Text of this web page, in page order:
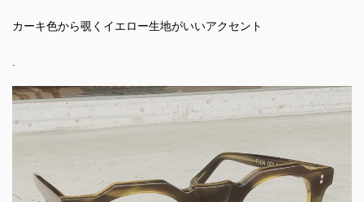
カーキ色から覗くイエロー生地がいいアクセント
.